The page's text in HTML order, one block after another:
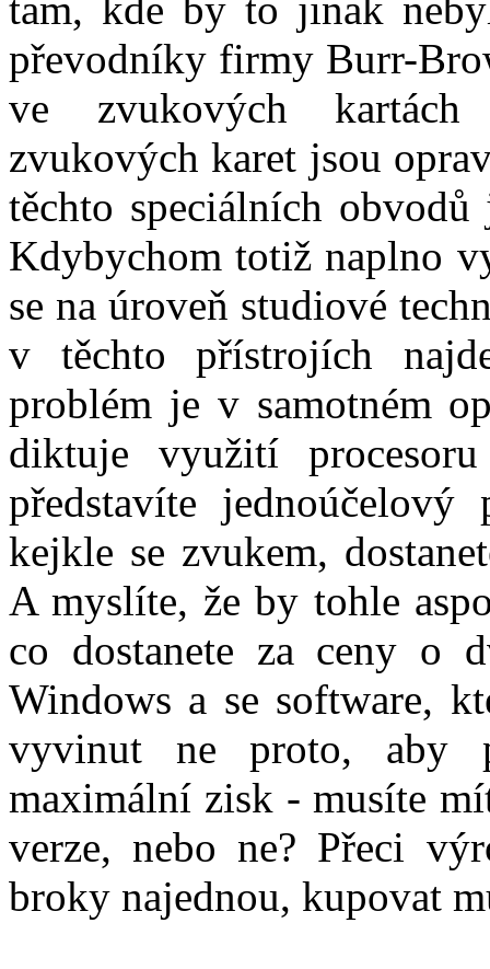
převodníky firmy Burr-
ve zvukových kartách
zvukových karet jsou
těchto speciálních
Kdybychom totiž naplno
se na úroveň studiové
v těchto přístrojích
problém je v samotném
diktuje využití
představíte
kejkle se zvukem,
A myslíte, že by tohle
co dostanete za ceny o
Windows a se software,
vyvinut ne proto, aby
maximální zisk - musíte
verze, nebo ne? Přeci
broky najednou, kupovat